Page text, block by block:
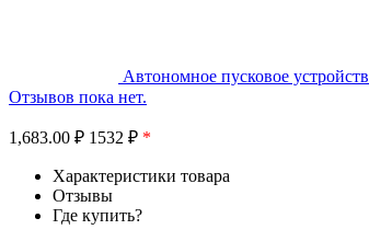
Автономное пусковое
Отзывов пока нет.
1,683.00 ₽ 1532 ₽ *
Характеристики товара
Отзывы
Где купить?